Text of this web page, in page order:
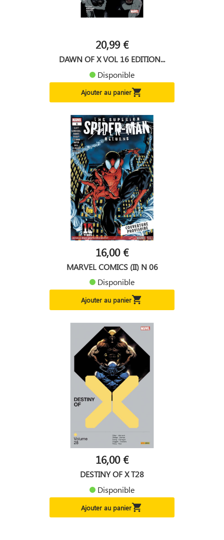
20,99 €
DAWN OF X VOL 16 EDITION...
Disponible
Ajouter au panier
16,00 €
MARVEL COMICS (II) N 06
Disponible
Ajouter au panier
16,00 €
DESTINY OF X T28
Disponible
Ajouter au panier